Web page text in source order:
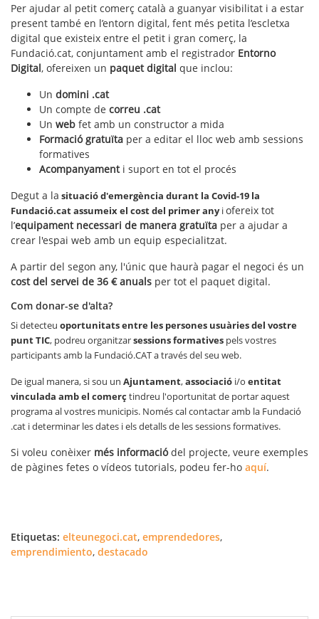
Per ajudar al petit comerç català a guanyar visibilitat i a estar
present també en l’entorn digital, fent més petita l’escletxa
digital que existeix entre el petit i gran comerç, la
Fundació.cat, conjuntament amb el registrador Entorno
Digital, ofereixen un paquet digital que inclou:
Un domini .cat
Un compte de correu .cat
Un web fet amb un constructor a mida
Formació gratuïta per a editar el lloc web amb sessions
formatives
Acompanyament i suport en tot el procés
Degut a la situació d'emergència durant la Covid-19 la
Fundació.cat assumeix el cost del primer anyiofereix tot
l’equipament necessari de manera gratuïta per a ajudar a
crear l'espai web amb un equip especialitzat.
A partir del segon any, l'únic que haurà pagar el negoci és un
cost del servei de 36 € anuals per tot el paquet digital.
Com donar-se d'alta?
Si detecteu oportunitats entre les persones usuàries del vostre
punt TIC, podreu organitzarsessions formatives pels vostres
participants amb la Fundació.CAT a través del seu web.
De igual manera, si sou un Ajuntament,associació i/o entitat
vinculada amb el comerç tindreu l'oportunitat de portar aquest
programa al vostres municipis. Només cal contactar amb la Fundació
.cat i determinar les dates i els detalls de les sessions formatives.
Si voleu conèixer més informaciódel projecte, veure exemples
de pàgines fetes o vídeos tutorials, podeu fer-ho aquí.
Etiquetas: elteunegoci.cat, emprendedores,
emprendimiento, destacado